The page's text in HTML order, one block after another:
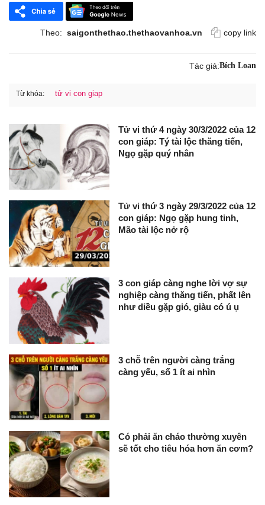
Theo: saigonthethao.thethaovanhoa.vn copy link
Tác giả:Bích Loan
Từ khóa: tử vi con giap
Tử vi thứ 4 ngày 30/3/2022 của 12
con giáp: Tý tài lộc thăng tiến,
Ngọ gặp quý nhân
Tử vi thứ 3 ngày 29/3/2022 của 12
con giáp: Ngọ gặp hung tinh,
Mão tài lộc nở rộ
3 con giáp càng nghe lời vợ sự
nghiệp càng thăng tiến, phất lên
như diều gặp gió, giàu có ú ụ
3 chỗ trên người càng trắng
càng yếu, số 1 ít ai nhìn
Có phải ăn cháo thường xuyên
sẽ tốt cho tiêu hóa hơn ăn cơm?